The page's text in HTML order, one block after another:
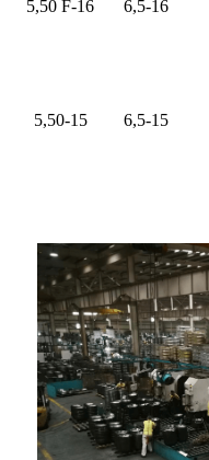
5,50 F-16 6,5-16
5,50-15 6,5-15